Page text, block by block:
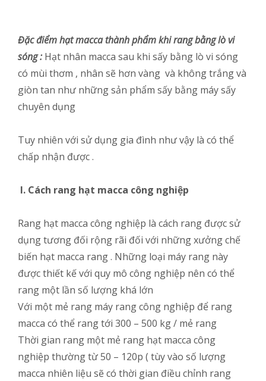
Đặc điểm hạt macca thành phẩm khi rang bằng lò vi
sóng :Hạt nhân macca sau khi sấy bằng lò vi sóng
có mùi thơm , nhân sẽ hơn vàng và không trắng và
giòn tan như những sản phẩm sấy bằng máy sấy
chuyên dụng
Tuy nhiên với sử dụng gia đình như vậy là có thể
chấp nhận được .
I. Cách rang hạt macca công nghiệp
Rang hạt macca công nghiệp là cách rang được sử
dụng tương đối rộng rãi đối với những xưởng chế
biến hạt macca rang . Những loại máy rang này
được thiết kế với quy mô công nghiệp nên có thể
rang một lần số lượng khá lớn
Với một mẻ rang máy rang công nghiệp để rang
macca có thể rang tới 300 – 500 kg / mẻ rang
Thời gian rang một mẻ rang hạt macca công
nghiệp thường từ 50 – 120p ( tùy vào số lượng
macca nhiên liệu sẽ có thời gian điều chỉnh rang